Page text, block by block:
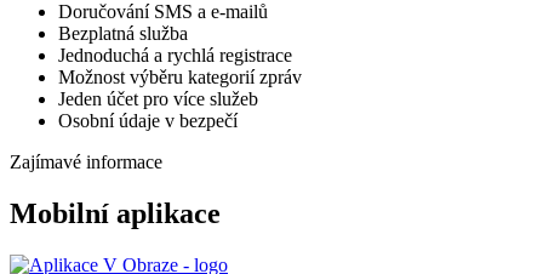
Doručování SMS a e-mailů
Bezplatná služba
Jednoduchá a rychlá registrace
Možnost výběru kategorií zpráv
Jeden účet pro více služeb
Osobní údaje v bezpečí
Zajímavé informace
Mobilní aplikace